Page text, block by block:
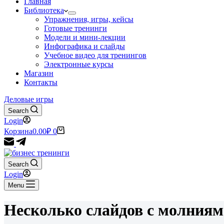
Библиотека
Упражнения, игры, кейсы
Готовые тренинги
Модели и мини-лекции
Инфографика и слайды
Учебное видео для тренингов
Электронные курсы
Магазин
Контакты
Деловые игры
Search
Login
Корзина0.00₽ 0
Search
Login
Menu
Несколько слайдов с